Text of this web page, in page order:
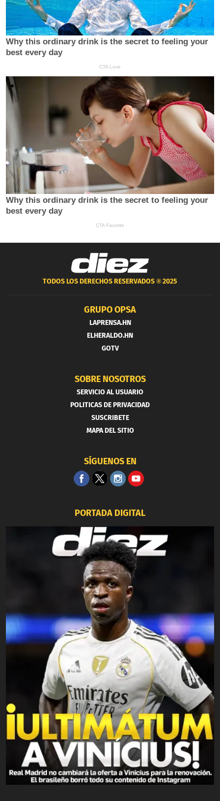
TODOS LOS DERECHOS RESERVADOS ®2025
GRUPO OPSA
LAPRENSA.HN
ELHERALDO.HN
GOTV
SOBRE NOSOTROS
SERVICIO AL USUARIO
POLITICAS DE PRIVACIDAD
SUSCRIBETE
MAPA DEL SITIO
SÍGUENOS EN
PORTADA DIGITAL